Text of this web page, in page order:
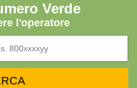
Verde
l'operatore